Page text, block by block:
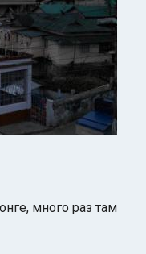
много раз там